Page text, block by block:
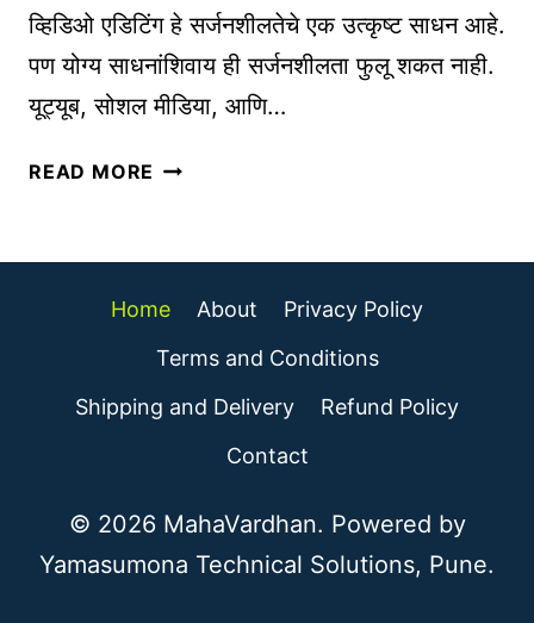
R
I
N
N
)
ग
सा
ध
ची
वा
व
ठी
B
व्हिडिओ एडिटिंग हे सर्जनशीलतेचे एक उत्कृष्ट साधन आहे.
पण योग्य साधनांशिवाय ही सर्जनशीलता फुलू शकत नाही.
यूट्यूब, सोशल मीडिया, आणि…
READ MORE व्हि
ए
टिं
ग
ठी
स
Home About
Privacy Policy
Terms and Conditions
Shipping and Delivery
Refund Policy
Contact
© 2026 MahaVardhan. Powered by
Yamasumona Technical Solutions, Pune.